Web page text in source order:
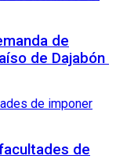
de
de Dajabón
de